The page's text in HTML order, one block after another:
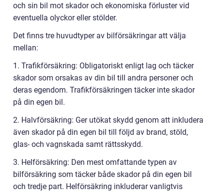
och sin bil mot skador och ekonomiska förluster vid
eventuella olyckor eller stölder.
Det finns tre huvudtyper av bilförsäkringar att välja
mellan:
1. Trafikförsäkring: Obligatoriskt enligt lag och täcker
skador som orsakas av din bil till andra personer och
deras egendom. Trafikförsäkringen täcker inte skador
på din egen bil.
2. Halvförsäkring: Ger utökat skydd genom att inkludera
även skador på din egen bil till följd av brand, stöld,
glas- och vagnskada samt rättsskydd.
3. Helförsäkring: Den mest omfattande typen av
bilförsäkring som täcker både skador på din egen bil
och tredje part. Helförsäkring inkluderar vanligtvis